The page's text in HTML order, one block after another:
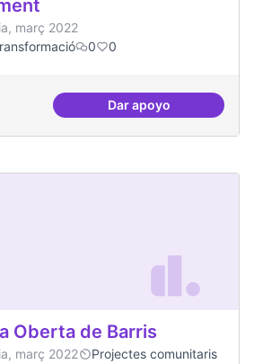
març 2022
0 0
Dar apoyoSoledat i aïllament
Oberta de Barris
març 2022
Projectes comunitaris